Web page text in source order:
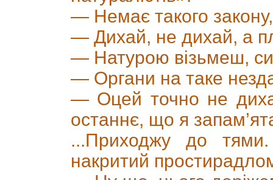
— Немає такого
— Дихай, не дихай, а
— Натурою візьмеш,
— Органи на таке
— Оцей точно не
останнє, що я
...Приходжу до
накритий